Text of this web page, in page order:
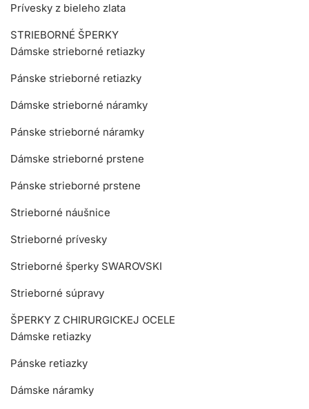
Prívesky z bieleho zlata
STRIEBORNÉ ŠPERKY
Dámske strieborné retiazky
Pánske strieborné retiazky
Dámske strieborné náramky
Pánske strieborné náramky
Dámske strieborné prstene
Pánske strieborné prstene
Strieborné náušnice
Strieborné prívesky
Strieborné šperky SWAROVSKI
Strieborné súpravy
ŠPERKY Z CHIRURGICKEJ OCELE
Dámske retiazky
Pánske retiazky
Dámske náramky